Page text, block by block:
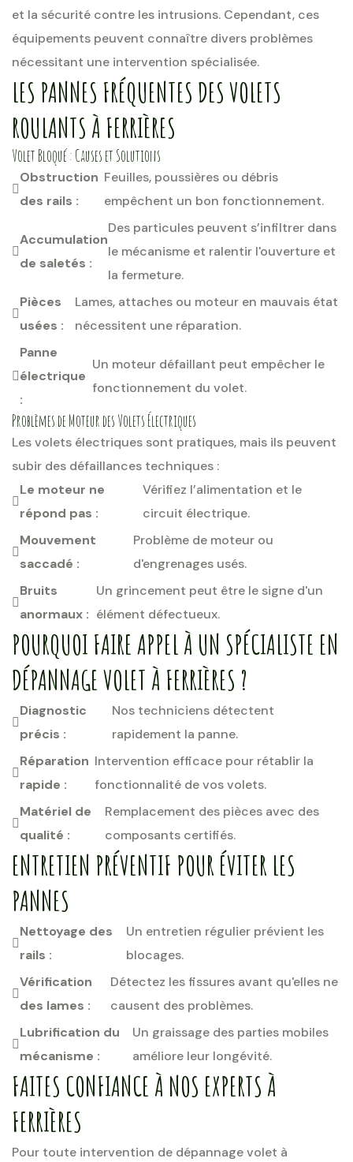
et la sécurité contre les intrusions. Cependant, ces
équipements peuvent connaître divers problèmes
nécessitant une intervention spécialisée.
LES PANNES FRÉQUENTES DES VOLETS
ROULANTS À FERRIÈRES
Volet Bloqué : Causes et Solutions
Obstruction
des rails :
Feuilles, poussières ou débris
empêchent un bon fonctionnement.
Accumulation
de saletés :
Des particules peuvent s’infiltrer dans
le mécanisme et ralentir l'ouverture et
la fermeture.
Pièces
usées :
Lames, attaches ou moteur en mauvais état
nécessitent une réparation.
Panne
électrique
:
Un moteur défaillant peut empêcher le
fonctionnement du volet.
Problèmes de Moteur des Volets Électriques
Les volets électriques sont pratiques, mais ils peuvent
subir des défaillances techniques :
Le moteur ne
répond pas :
Vérifiez l’alimentation et le
circuit électrique.
Mouvement
saccadé :
Problème de moteur ou
d'engrenages usés.
Bruits
anormaux :
Un grincement peut être le signe d'un
élément défectueux.
POURQUOI FAIRE APPEL À UN SPÉCIALISTE EN
DÉPANNAGE VOLET À FERRIÈRES ?
Diagnostic
précis :
Nos techniciens détectent
rapidement la panne.
Réparation
rapide :
Intervention efficace pour rétablir la
fonctionnalité de vos volets.
Matériel de
qualité :
Remplacement des pièces avec des
composants certifiés.
ENTRETIEN PRÉVENTIF POUR ÉVITER LES
PANNES
Nettoyage des
rails :
Un entretien régulier prévient les
blocages.
Vérification
des lames :
Détectez les fissures avant qu'elles ne
causent des problèmes.
Lubrification du
mécanisme :
Un graissage des parties mobiles
améliore leur longévité.
FAITES CONFIANCE À NOS EXPERTS À
FERRIÈRES
Pour toute intervention de dépannage volet à